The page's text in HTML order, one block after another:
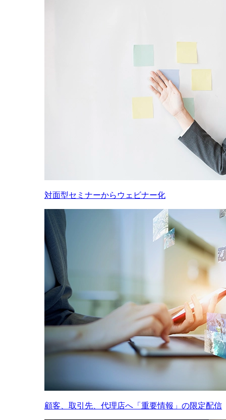
対面型セミナーからウェビナー化
顧客、取引先、代理店へ「重要情報」の限定配信